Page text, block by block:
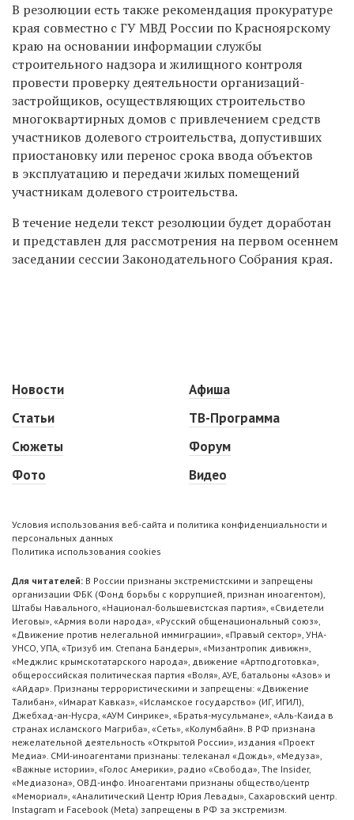
В резолюции есть также рекомендация прокуратуре
края совместно с ГУ МВД России по Красноярскому
краю на основании информации службы
строительного надзора и жилищного контроля
провести проверку деятельности организаций-
застройщиков, осуществляющих строительство
многоквартирных домов с привлечением средств
участников долевого строительства, допустивших
приостановку или перенос срока ввода объектов
в эксплуатацию и передачи жилых помещений
участникам долевого строительства.
В течение недели текст резолюции будет доработан
и представлен для рассмотрения на первом осеннем
заседании сессии Законодательного Собрания края.
Новости
Статьи
Сюжеты
Фото
Афиша
ТВ-Программа
Форум
Видео
Условия использования веб-сайта и политика конфиденциальности и
персональных данных
Политика использования cookies
Для читателей: В России признаны экстремистскими и запрещены
организации ФБК (Фонд борьбы с коррупцией, признан иноагентом),
Штабы Навального, «Национал-большевистская партия», «Свидетели
Иеговы», «Армия воли народа», «Русский общенациональный союз»,
«Движение против нелегальной иммиграции», «Правый сектор», УНА-
УНСО, УПА, «Тризуб им. Степана Бандеры», «Мизантропик дивижн»,
«Меджлис крымскотатарского народа», движение «Артподготовка»,
общероссийская политическая партия «Воля», АУЕ, батальоны «Азов» и
«Айдар». Признаны террористическими и запрещены: «Движение
Талибан», «Имарат Кавказ», «Исламское государство» (ИГ, ИГИЛ),
Джебхад-ан-Нусра, «АУМ Синрике», «Братья-мусульмане», «Аль-Каида в
странах исламского Магриба», «Сеть», «Колумбайн». В РФ признана
нежелательной деятельность «Открытой России», издания «Проект
Медиа». СМИ-иноагентами признаны: телеканал «Дождь», «Медуза»,
«Важные истории», «Голос Америки», радио «Свобода», The Insider,
«Медиазона», ОВД-инфо. Иноагентами признаны общество/центр
«Мемориал», «Аналитический Центр Юрия Левады», Сахаровский центр.
Instagram и Facebook (Metа) запрещены в РФ за экстремизм.